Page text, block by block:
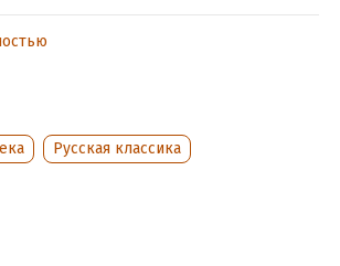
Русская классика